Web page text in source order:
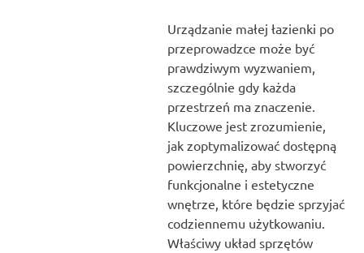
Urządzanie małej łazienki po
przeprowadzce może być
prawdziwym wyzwaniem,
szczególnie gdy każda
przestrzeń ma znaczenie.
Kluczowe jest zrozumienie,
jak zoptymalizować dostępną
powierzchnię, aby stworzyć
funkcjonalne i estetyczne
wnętrze, które będzie sprzyjać
codziennemu użytkowaniu.
Właściwy układ sprzętów